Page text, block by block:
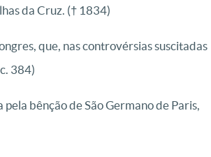
da Cruz. († 1834)
que, nas controvérsias suscitadas
384)
bênção de São Germano de Paris,